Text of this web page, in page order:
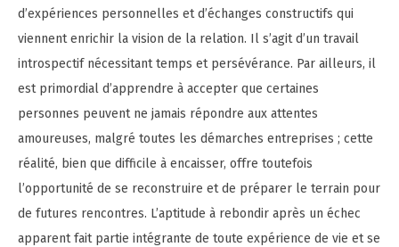
d’expériences personnelles et d’échanges constructifs qui
viennent enrichir la vision de la relation. Il s’agit d’un travail
introspectif nécessitant temps et persévérance. Par ailleurs, il
est primordial d’apprendre à accepter que certaines
personnes peuvent ne jamais répondre aux attentes
amoureuses, malgré toutes les démarches entreprises ; cette
réalité, bien que difficile à encaisser, offre toutefois
l’opportunité de se reconstruire et de préparer le terrain pour
de futures rencontres. L’aptitude à rebondir après un échec
apparent fait partie intégrante de toute expérience de vie et se